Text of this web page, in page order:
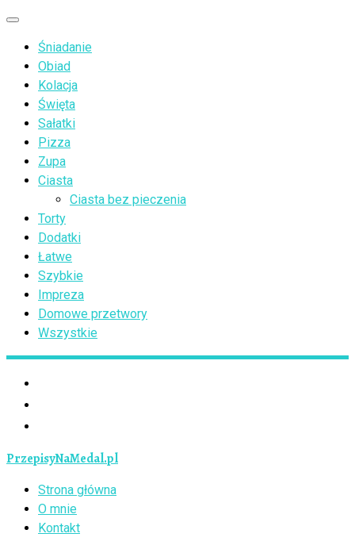
Przejdź
treści
Menu
Śniadanie
Obiad
Kolacja
Święta
Sałatki
Pizza
Zupa
Ciasta
Ciasta bez pieczenia
Torty
Dodatki
Łatwe
Szybkie
Impreza
Domowe przetwory
Wszystkie
PrzepisyNaMedal.pl
Strona główna
O mnie
Kontakt